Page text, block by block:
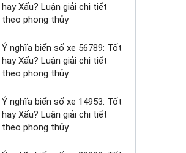
hay Xấu? Luận giải chi tiết
theo phong thủy
Ý nghĩa biển số xe 56789: Tốt
hay Xấu? Luận giải chi tiết
theo phong thủy
Ý nghĩa biển số xe 14953: Tốt
hay Xấu? Luận giải chi tiết
theo phong thủy